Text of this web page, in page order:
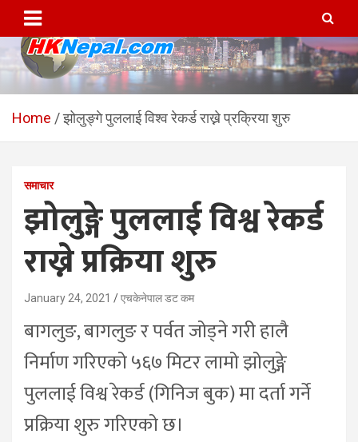
content
HKNepal.com – हङकङबाट
सञ्चालित पहिलो नेपाली अनलाईन
hknepal, hknepal.com, hk nepal, hk nepal com
Home झोलुङ्गे पुललाई विश्व रेकर्ड राख्ने प्रक्रिया शुरु
समाचार
झोलुङ्गे पुललाई विश्व रेकर्ड
राख्ने प्रक्रिया शुरु
January 24, 2021 एचकेनेपाल डट कम
बागलुङ, बागलुङ र पर्वत जोड्ने गरी हालै
निर्माण गरिएको ५६७ मिटर लामो झोलुङ्गे
पुललाई विश्व रेकर्ड (गिनिज बुक) मा दर्ता गर्ने
प्रक्रिया शुरु गरिएको छ।